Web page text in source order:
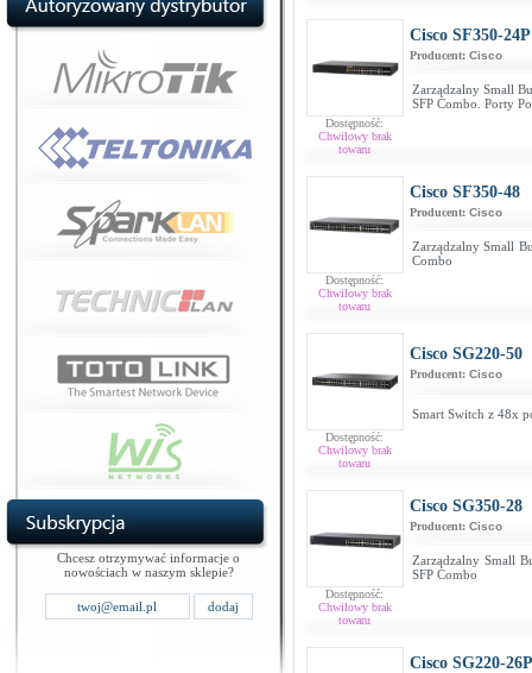
Chcesz otrzymywać informacje o
nowościach w naszym sklepie?
Dostępność:
Chwilowy brak
towaru
Cisco SF350-24P
Producent: Cisco
Zarządzalny Small
SFP Combo. Porty
Dostępność:
Chwilowy brak
towaru
Cisco SF350-48
Producent: Cisco
Zarządzalny Small
Combo
Dostępność:
Chwilowy brak
towaru
Cisco SG220-50
Producent: Cisco
Smart Switch z 48x
Dostępność:
Chwilowy brak
towaru
Cisco SG350-28
Producent: Cisco
Zarządzalny Small
SFP Combo
Cisco SG220-26P